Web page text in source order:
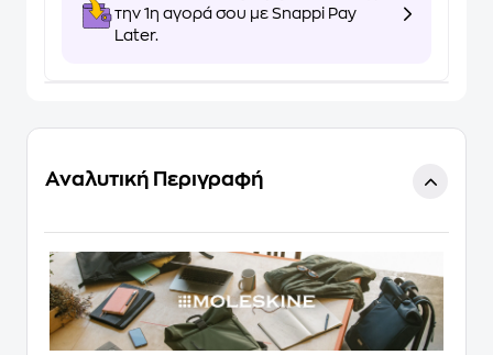
την 1η αγορά σου με Snappi Pay
Later.
Αναλυτική Περιγραφή